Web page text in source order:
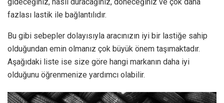
fazlası lastik ile bağlantılıdır.
Bu gibi sebepler dolayısıyla aracınızın iyi bir lastiğe sahip
olduğundan emin olmanız çok büyük önem taşımaktadır.
Aşağıdaki liste ise size göre hangi markanın daha iyi
olduğunu öğrenmenize yardımcı olabilir.